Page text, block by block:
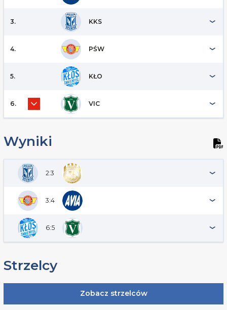
3. KKS
4. PŚW
5. KŁO
6. VIC
Wyniki
2:3
3:4
6:5
Strzelcy
Zobacz strzelców